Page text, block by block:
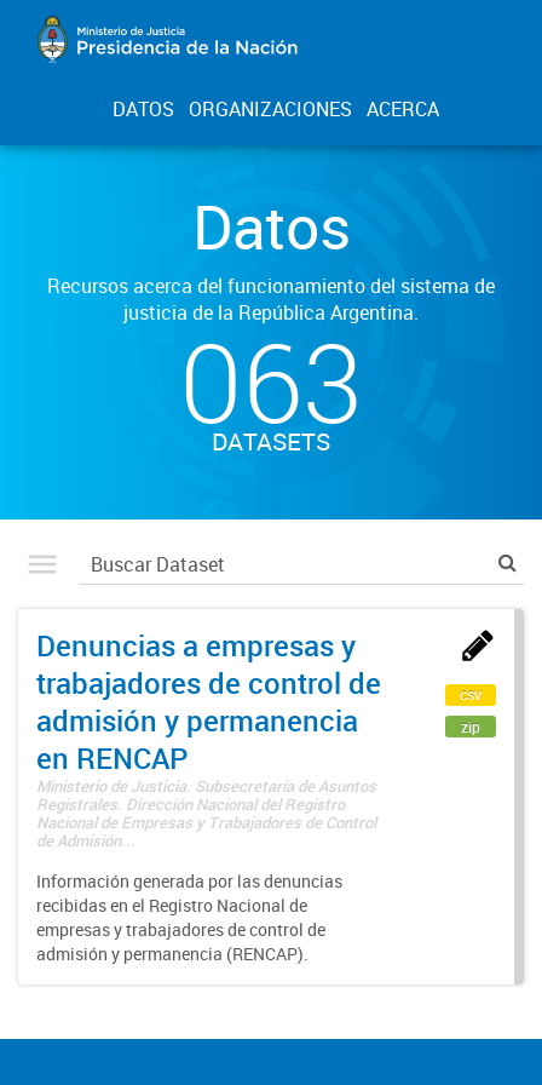
DATOS ORGANIZACIONES ACERCA
Datos
Recursos acerca del funcionamiento del sistema de
justicia de la República Argentina.
063
DATASETS
Denuncias a empresas y
trabajadores de control de
admisión y permanencia
en RENCAP
Ministerio de Justicia. Subsecretaría de Asuntos
Registrales. Dirección Nacional del Registro
Nacional de Empresas y Trabajadores de Control
de Admisión...
Información generada por las denuncias
recibidas en el Registro Nacional de
empresas y trabajadores de control de
admisión y permanencia (RENCAP).
csv
zip